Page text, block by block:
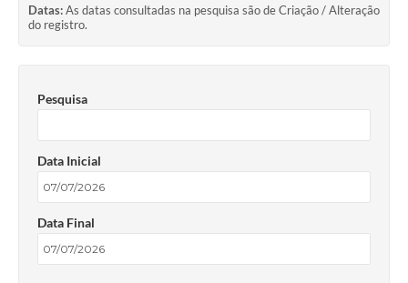
Datas:As datas consultadas na pesquisa são de Criação / Alteração
do registro.
Pesquisa
Data Inicial
Data Final